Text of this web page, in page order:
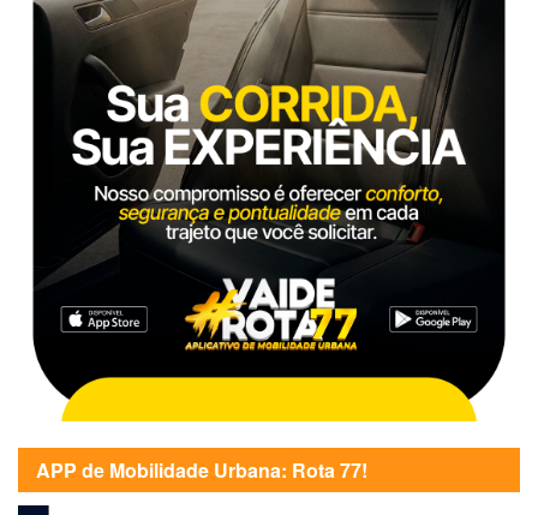
APP de Mobilidade Urbana: Rota 77!